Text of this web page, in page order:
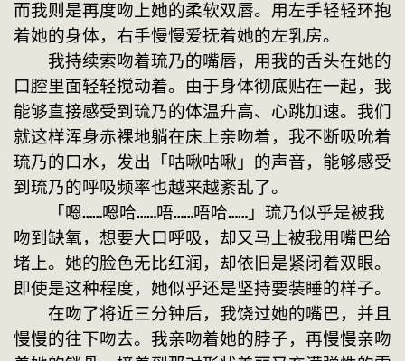
而我则是再度吻上她的柔软双唇。用左手轻轻环抱
着她的身体，右手慢慢爱抚着她的左乳房。
我持续索吻着琉乃的嘴唇，用我的舌头在她的
口腔里面轻轻搅动着。由于身体彻底贴在一起，我
能够直接感受到琉乃的体温升高、心跳加速。我们
就这样浑身赤裸地躺在床上亲吻着，我不断吸吮着
琉乃的口水，发出「咕啾咕啾」的声音，能够感受
到琉乃的呼吸频率也越来越紊乱了。
「嗯……嗯哈……唔……唔哈……」琉乃似乎是被我
吻到缺氧，想要大口呼吸，却又马上被我用嘴巴给
堵上。她的脸色无比红润，却依旧是紧闭着双眼。
即使是这种程度，她似乎还是坚持要装睡的样子。
在吻了将近三分钟后，我饶过她的嘴巴，并且
慢慢的往下吻去。我亲吻着她的脖子，再慢慢亲吻